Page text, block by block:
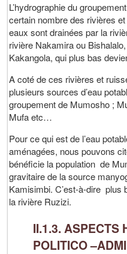
L’hydrographie du
certain nombre des rivières
eaux sont drainées par la
rivière Nakamira ou
Kakangola, qui plus bas
A coté de ces rivières et
plusieurs sources d’eau
groupement de Mumosho ;
Mufa etc…
Pour ce qui est de l’eau
aménagées, nous pouvons
bénéficie la population de
gravitaire de la source
Kamisimbi. C’est-à-dire plus
la rivière Ruzizi.
II.1.3. ASPECTS
POLITICO